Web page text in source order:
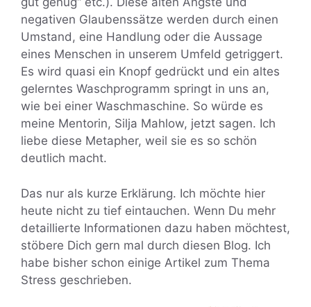
negativen Glaubenssätze werden durch einen
Umstand, eine Handlung oder die Aussage
eines Menschen in unserem Umfeld getriggert.
Es wird quasi ein Knopf gedrückt und ein altes
gelerntes Waschprogramm springt in uns an,
wie bei einer Waschmaschine. So würde es
meine Mentorin, Silja Mahlow, jetzt sagen. Ich
liebe diese Metapher, weil sie es so schön
deutlich macht.
Das nur als kurze Erklärung. Ich möchte hier
heute nicht zu tief eintauchen. Wenn Du mehr
detaillierte Informationen dazu haben möchtest,
stöbere Dich gern mal durch diesen Blog. Ich
habe bisher schon einige Artikel zum Thema
Stress geschrieben.